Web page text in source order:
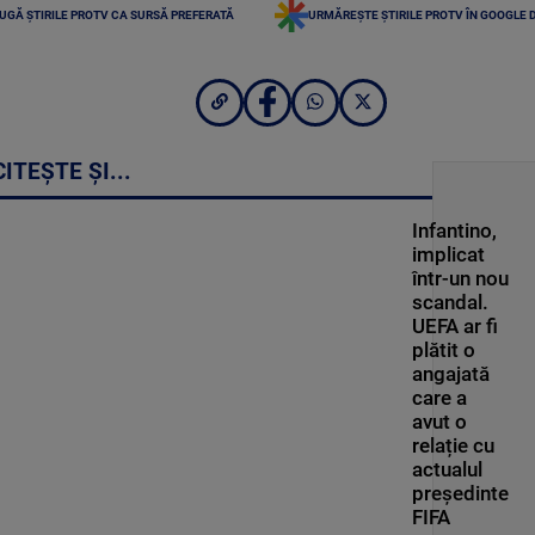
ȘTIRILE PROTV CA SURSĂ PREFERATĂ URMĂREȘTE ȘTIRILE PROTV ÎN GOOGLE
ȘI...
Infantino,
implicat
într-un nou
scandal.
UEFA ar fi
plătit o
angajată
care a
avut o
relație cu
actualul
președinte
FIFA